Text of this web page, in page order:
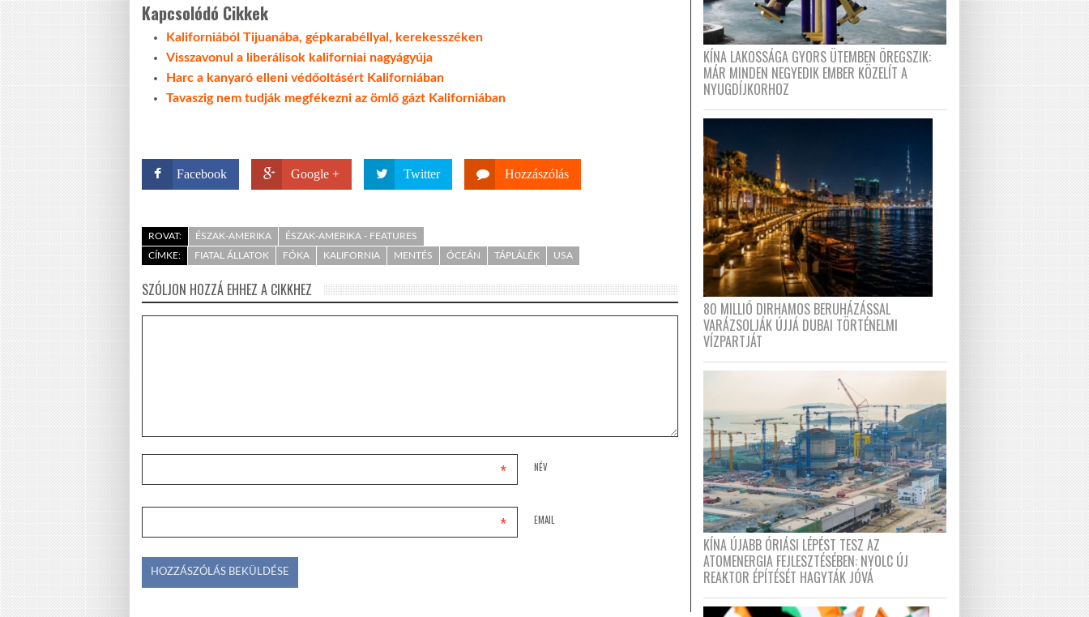
Kapcsolódó Cikkek
Kaliforniából Tijuanába, gépkarabéllyal, kerekesszéken
Visszavonul a liberálisok kaliforniai nagyágyúja
Harc a kanyaró elleni védőoltásért Kaliforniában
Tavaszig nem tudják megfékezni az ömlő gázt Kaliforniában
Facebook Google + Twitter Hozzászólás
ROVAT: ÉSZAK-AMERIKA
ÉSZAK-AMERIKA - FEATURES
CÍMKE:
FIATAL ÁLLATOK FÓKA KALIFORNIA MENTÉS ÓCEÁN TÁPLÁLÉK USA
SZÓLJON HOZZÁ EHHEZ A CIKKHEZ
NÉV
*
EMAIL
*
KÍNA LAKOSSÁGA GYORS ÜTEMBEN ÖREGSZIK:
MÁR MINDEN NEGYEDIK EMBER KÖZELÍT A
NYUGDÍJKORHOZ
80 MILLIÓ DIRHAMOS BERUHÁZÁSSAL
VARÁZSOLJÁK ÚJJÁ DUBAI TÖRTÉNELMI
VÍZPARTJÁT
KÍNA ÚJABB ÓRIÁSI LÉPÉST TESZ AZ
ATOMENERGIA FEJLESZTÉSÉBEN: NYOLC ÚJ
REAKTOR ÉPÍTÉSÉT HAGYTÁK JÓVÁ